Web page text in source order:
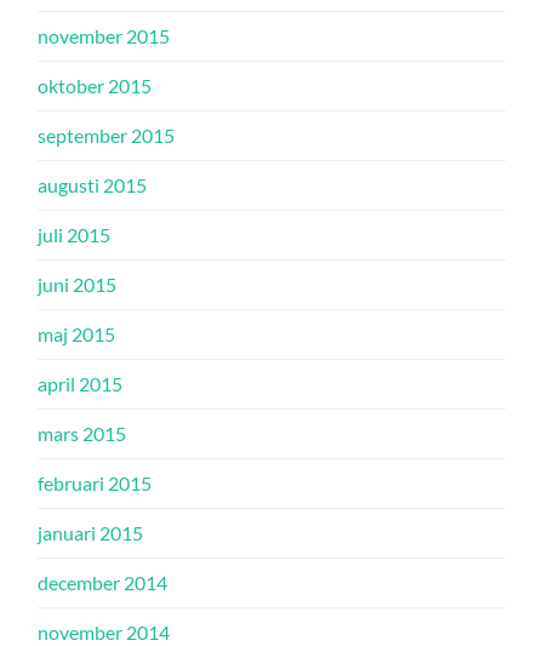
november 2015
oktober 2015
september 2015
augusti 2015
juli 2015
juni 2015
maj 2015
april 2015
mars 2015
februari 2015
januari 2015
december 2014
november 2014